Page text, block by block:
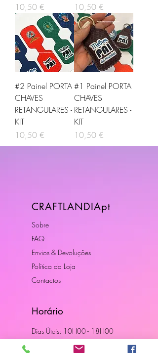
Preço
10,50 €
Preço
10,50 €
#2 Painel PORTA
CHAVES
RETANGULARES -
KIT
Preço
10,50 €
#1 Painel PORTA
CHAVES
RETANGULARES -
KIT
Preço
10,50 €
CRAFTLANDIApt
Sobre
FAQ
Envios & Devoluções
Política da Loja
Contactos
Horário
Dias Úteis: 10H00 - 18H00